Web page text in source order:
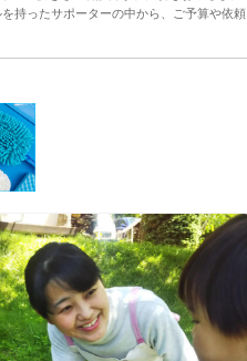
持ったサポーターの中から、ご予算や依頼